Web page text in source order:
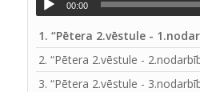
00:00
1. “Pētera 2.vēstule -
2. “Pētera 2.vēstule -
3. “Pētera 2.vēstule -